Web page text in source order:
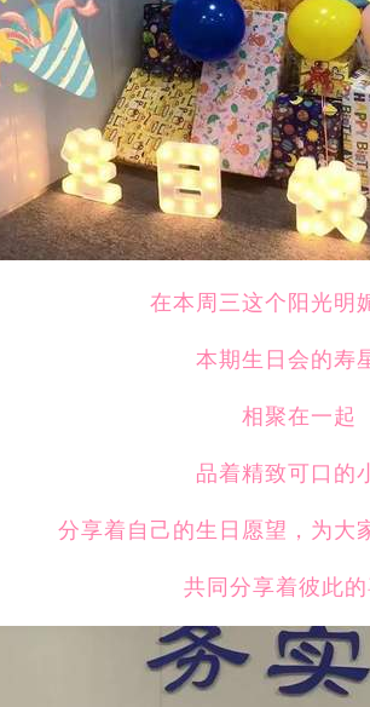
在本周三这个阳光明
本期生日会的寿
相聚在一起
品着精致可口的
分享着自己的生日愿望，为大
共同分享着彼此